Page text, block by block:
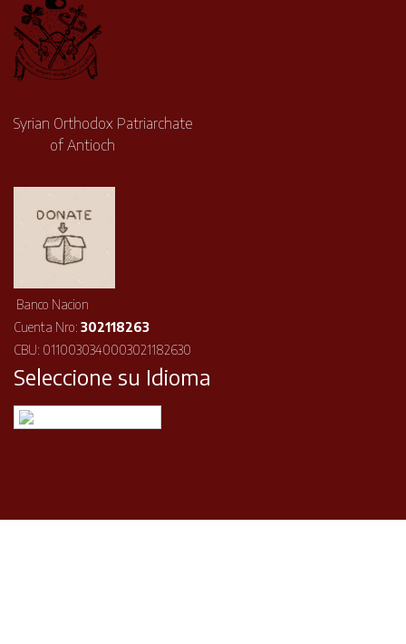
Syrian Orthodox Patriarchate
of Antioch
Banco Nacion
Cuenta Nro: 302118263
CBU: 0110030340003021182630
Seleccione su Idioma